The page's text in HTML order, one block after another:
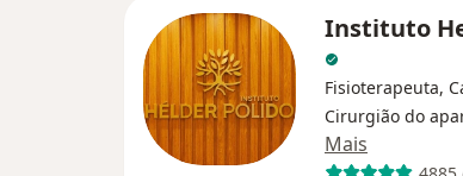
Instituto
Fisioterapeuta,
Cirurgião do
Mais